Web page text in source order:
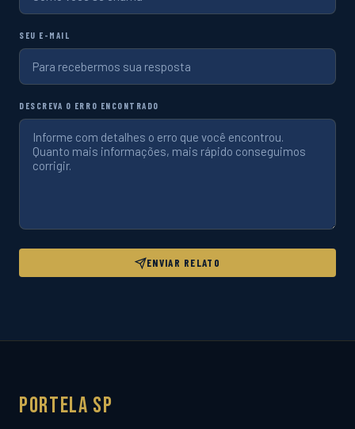
SEU E-MAIL
DESCREVA O ERRO ENCONTRADO
ENVIAR RELATO
Portela SP